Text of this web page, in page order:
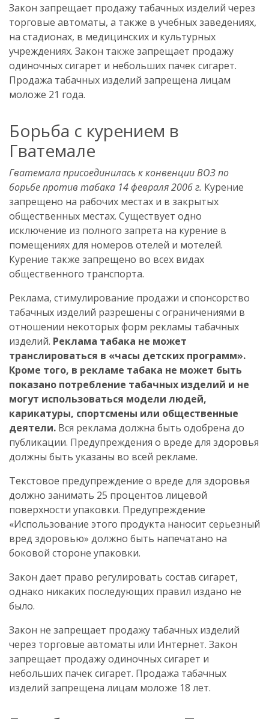
Закон запрещает продажу табачных изделий через
торговые автоматы, а также в учебных заведениях,
на стадионах, в медицинских и культурных
учреждениях. Закон также запрещает продажу
одиночных сигарет и небольших пачек сигарет.
Продажа табачных изделий запрещена лицам
моложе 21 года.
Борьба с курением в
Гватемале
Гватемала присоединилась к конвенции ВОЗ по
борьбе против табака 14 февраля 2006 г. Курение
запрещено на рабочих местах и в закрытых
общественных местах. Существует одно
исключение из полного запрета на курение в
помещениях для номеров отелей и мотелей.
Курение также запрещено во всех видах
общественного транспорта.
Реклама, стимулирование продажи и спонсорство
табачных изделий разрешены с ограничениями в
отношении некоторых форм рекламы табачных
изделий. Реклама табака не может
транслироваться в «часы детских программ».
Кроме того, в рекламе табака не может быть
показано потребление табачных изделий и не
могут использоваться модели людей,
карикатуры, спортсмены или общественные
деятели. Вся реклама должна быть одобрена до
публикации. Предупреждения о вреде для здоровья
должны быть указаны во всей рекламе.
Текстовое предупреждение о вреде для здоровья
должно занимать 25 процентов лицевой
поверхности упаковки. Предупреждение
«Использование этого продукта наносит серьезный
вред здоровью» должно быть напечатано на
боковой стороне упаковки.
Закон дает право регулировать состав сигарет,
однако никаких последующих правил издано не
было.
Закон не запрещает продажу табачных изделий
через торговые автоматы или Интернет. Закон
запрещает продажу одиночных сигарет и
небольших пачек сигарет. Продажа табачных
изделий запрещена лицам моложе 18 лет.